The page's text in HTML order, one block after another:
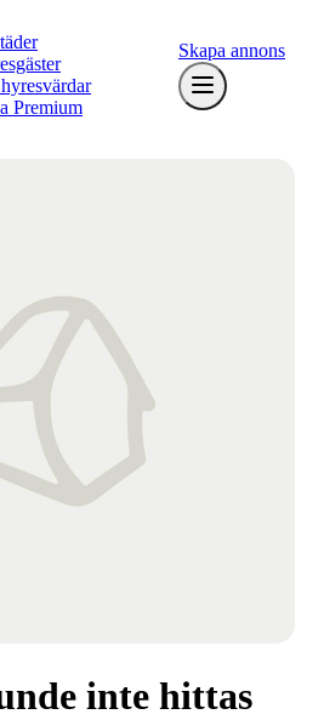
Premium
Skapa annons
inte hittas